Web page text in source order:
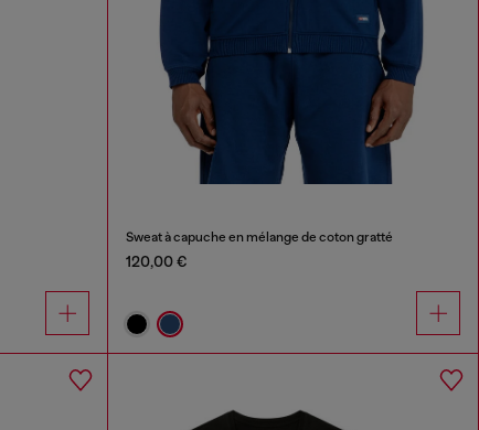
Sweat à capuche en mélange de coton gratté
120,00 €